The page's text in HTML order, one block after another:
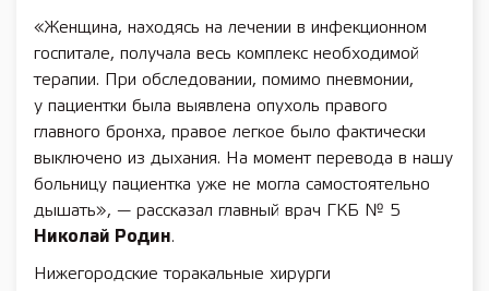
«Женщина, находясь на лечении в инфекционном
госпитале, получала весь комплекс необходимой
терапии. При обследовании, помимо пневмонии,
у пациентки была выявлена опухоль правого
главного бронха, правое легкое было фактически
выключено из дыхания. На момент перевода в нашу
больницу пациентка уже не могла самостоятельно
дышать», — рассказал главный врач ГКБ № 5
Николай Родин.
Нижегородские торакальные хирурги